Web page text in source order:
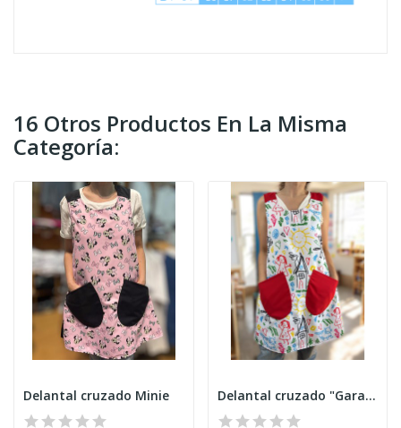
16 Otros Productos En La Misma
Categoría:
Delantal cruzado Minie Delantal cruzado "Garabatos"